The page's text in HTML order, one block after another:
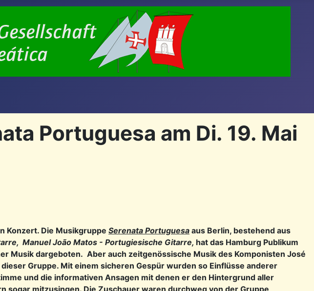
Portuguesa am Di. 19. Mai
Konzert. Die Musikgruppe Serenata Portuguesa aus Berlin, bestehend aus
Manuel João Matos - Portugiesische Gitarre, hat das Hamburg Publikum
Musik dargeboten. Aber auch zeitgenössische Musik des Komponisten José
Gruppe. Mit einem sicheren Gespür wurden so Einflüsse anderer
und die informativen Ansagen mit denen er den Hintergrund aller
sogar mitzusingen. Die Zuschauer waren durchweg von der Gruppe